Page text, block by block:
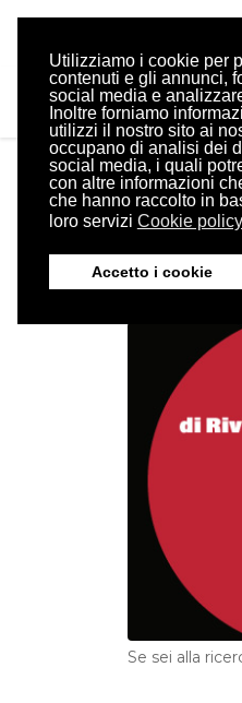
Utilizziamo i cookie per
contenuti e gli annunci,
social media e
Inoltre forniamo
utilizzi il nostro sito ai
occupano di analisi dei
social media, i quali
con altre informazioni
che hanno raccolto in
loro servizi Cookie policy
Accetto i cookie
Se sei alla